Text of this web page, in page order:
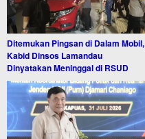
Ditemukan Pingsan di Dalam Mobil,
Kabid Dinsos Lamandau
Dinyatakan Meninggal di RSUD